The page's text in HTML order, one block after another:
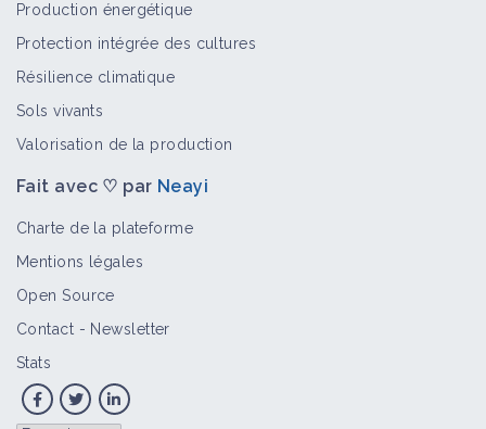
Production énergétique
Protection intégrée des cultures
Résilience climatique
Sols vivants
Valorisation de la production
Fait avec ♡ par Neayi
Charte de la plateforme
Mentions légales
Open Source
Contact - Newsletter
Stats